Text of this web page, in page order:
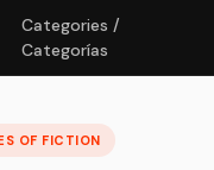
Categories /
Categorías
OF FICTION